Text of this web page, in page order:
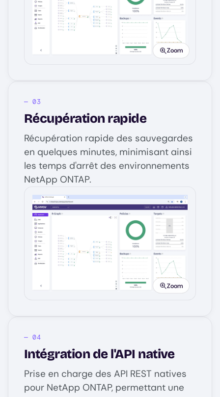
Image
Zoom
Récupération rapide
Récupération rapide des sauvegardes
en quelques minutes, minimisant ainsi
les temps d'arrêt des environnements
NetApp ONTAP.
Image
Zoom
Intégration de l'API native
Prise en charge des API REST natives
pour NetApp ONTAP, permettant une